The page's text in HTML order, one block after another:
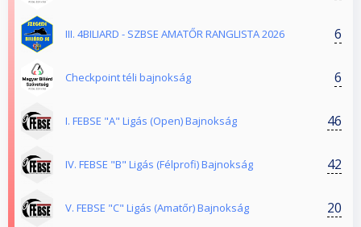
III. 4BILIARD - SZBSE AMATŐR RANGLISTA 2026 6
Checkpoint téli bajnokság 6
I. FEBSE "A" Ligás (Open) Bajnokság 46
IV. FEBSE "B" Ligás (Félprofi) Bajnokság 42
V. FEBSE "C" Ligás (Amatőr) Bajnokság 20